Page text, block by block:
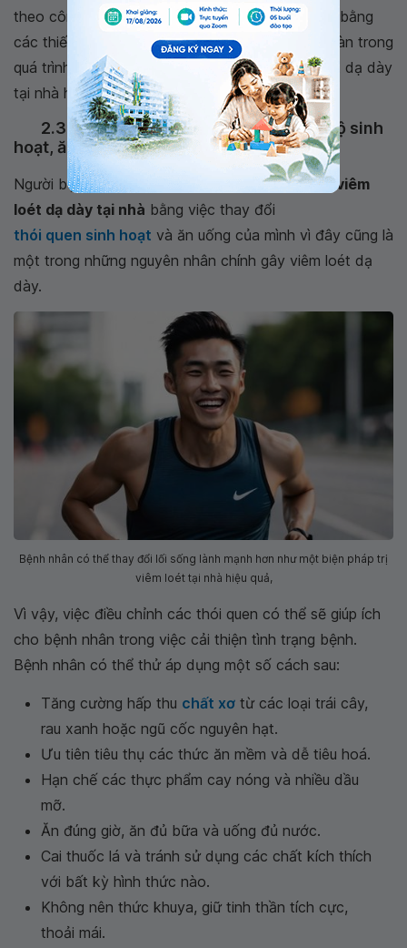
theo công thức chuẩn, cũng như được sản xuất bằng
các thiết bị hiện đại. Điều này sẽ đảm bảo an toàn trong
quá trình sử dụng và giúp bệnh nhân trị viêm loét dạ dày
tại nhà hiệu quả hơn.
2.3 Ngừa viêm loét dạ dày bằng chế độ sinh
hoạt, ăn uống hợp lý
Người bệnh có thể áp dụng một số
cách chữa viêm
loét dạ dày tại nhà bằng việc thay đổi
thói quen sinh hoạt và ăn uống của mình vì đây cũng là
một trong những nguyên nhân chính gây viêm loét dạ
dày.
Bệnh nhân có thể thay đổi lối sống lành mạnh hơn như một biện pháp trị
viêm loét tại nhà hiệu quả,
Vì vậy, việc điều chỉnh các thói quen có thể sẽ giúp ích
cho bệnh nhân trong việc cải thiện tình trạng bệnh.
Bệnh nhân có thể thử áp dụng một số cách sau:
Tăng cường hấp thu chất xơ từ các loại trái cây,
rau xanh hoặc ngũ cốc nguyên hạt.
Ưu tiên tiêu thụ các thức ăn mềm và dễ tiêu hoá.
Hạn chế các thực phẩm cay nóng và nhiều dầu
mỡ.
Ăn đúng giờ, ăn đủ bữa và uống đủ nước.
Cai thuốc lá và tránh sử dụng các chất kích thích
với bất kỳ hình thức nào.
Không nên thức khuya, giữ tinh thần tích cực,
thoải mái.